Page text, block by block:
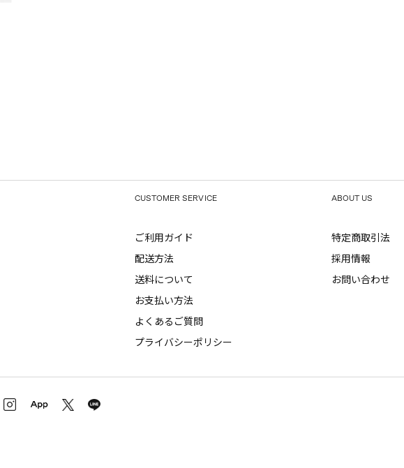
CUSTOMER SERVICE
ご利用ガイド
配送方法
送料について
お支払い方法
よくあるご質問
プライバシーポリシー
ABOUT US
特定商取引法
採用情報
お問い合わせ